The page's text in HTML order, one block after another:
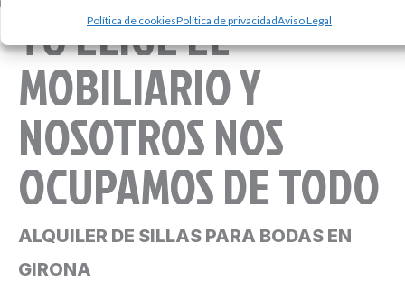
Política de cookiesPolítica de privacidadAviso Legal
TÚ ELIGE EL
MOBILIARIO Y
NOSOTROS NOS
OCUPAMOS DE TODO
ALQUILER DE SILLAS PARA BODAS EN
GIRONA